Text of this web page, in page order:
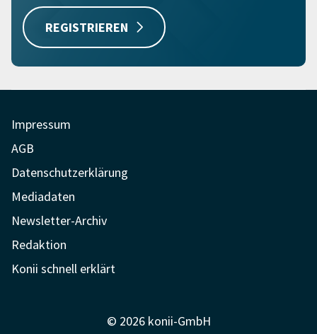
REGISTRIEREN
Impressum
AGB
Datenschutzerklärung
Mediadaten
Newsletter-Archiv
Redaktion
Konii schnell erklärt
© 2026 konii-GmbH